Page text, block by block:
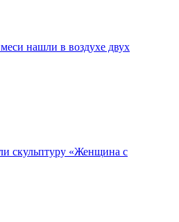
нашли в воздухе двух
скульптуру «Женщина с